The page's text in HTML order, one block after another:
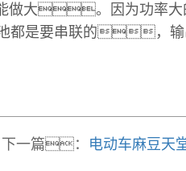
。因为功率大的
都是要串联的，输
下一篇： 电动车麻豆天